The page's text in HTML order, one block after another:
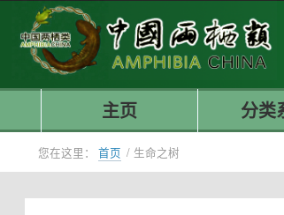
主页 分类
您在这里： 首页 / 生命之树